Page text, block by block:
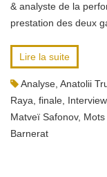
& analyste de la
prestation des deux
Lire la suite
Analyse Anatolii
Raya finale Interview,
Matveï Safonov,
Barnerat